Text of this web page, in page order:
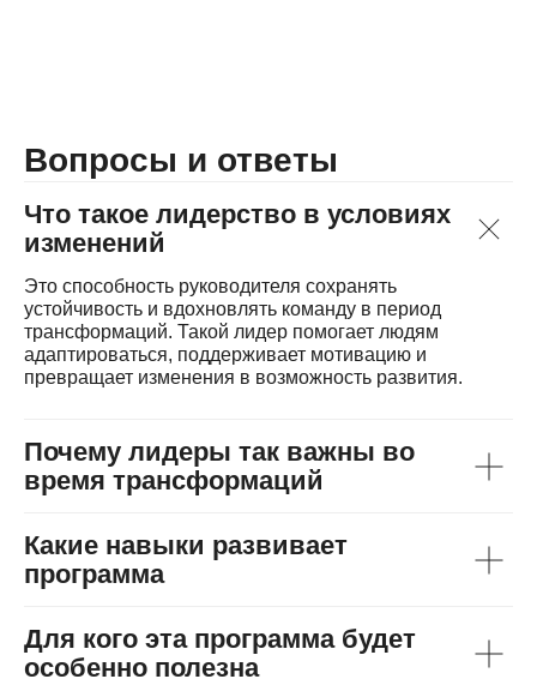
Вопросы и ответы
Что такое лидерство в условиях
изменений
Это способность руководителя сохранять
устойчивость и вдохновлять команду в период
трансформаций. Такой лидер помогает людям
адаптироваться, поддерживает мотивацию и
превращает изменения в возможность развития.
Почему лидеры так важны во
время трансформаций
Какие навыки развивает
программа
Для кого эта программа будет
особенно полезна